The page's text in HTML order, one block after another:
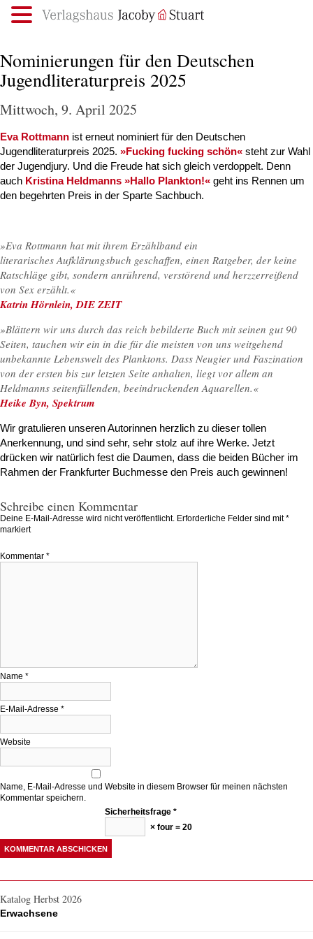
Nominierungen für den Deutschen
Jugendliteraturpreis 2025
Mittwoch, 9. April 2025
Eva Rottmann ist erneut nominiert für den Deutschen
Jugendliteraturpreis 2025. »Fucking fucking schön« steht zur Wahl
der Jugendjury. Und die Freude hat sich gleich verdoppelt. Denn
auch Kristina Heldmanns »Hallo Plankton!« geht ins Rennen um
den begehrten Preis in der Sparte Sachbuch.
»Eva Rottmann hat mit ihrem Erzählband ein
literarisches Aufklärungsbuch geschaffen, einen Ratgeber, der keine
Ratschläge gibt, sondern anrührend, verstörend und herzzerreißend
von Sex erzählt.«
Katrin Hörnlein, DIE ZEIT
»Blättern wir uns durch das reich bebilderte Buch mit seinen gut 90
Seiten, tauchen wir ein in die für die meisten von uns weitgehend
unbekannte Lebenswelt des Planktons. Dass Neugier und Faszination
von der ersten bis zur letzten Seite anhalten, liegt vor allem an
Heldmanns seitenfüllenden, beeindruckenden Aquarellen.«
Heike Byn, Spektrum
Wir gratulieren unseren Autorinnen herzlich zu dieser tollen
Anerkennung, und sind sehr, sehr stolz auf ihre Werke. Jetzt
drücken wir natürlich fest die Daumen, dass die beiden Bücher im
Rahmen der Frankfurter Buchmesse den Preis auch gewinnen!
Schreibe einen Kommentar
Deine E-Mail-Adresse wird nicht veröffentlicht. Erforderliche Felder sind mit*
markiert
Kommentar *
Name *
E-Mail-Adresse *
Website
Name, E-Mail-Adresse und Website in diesem Browser für meinen nächsten
Kommentar speichern.
Sicherheitsfrage *
× four = 20
Katalog Herbst 2026
Erwachsene